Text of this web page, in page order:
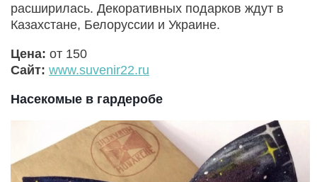
расширилась. Декоративных подарков ждут в
Казахстане, Белоруссии и Украине.
Цена: от 150
Сайт: www.suvenir22.ru
Насекомые в гардеробе